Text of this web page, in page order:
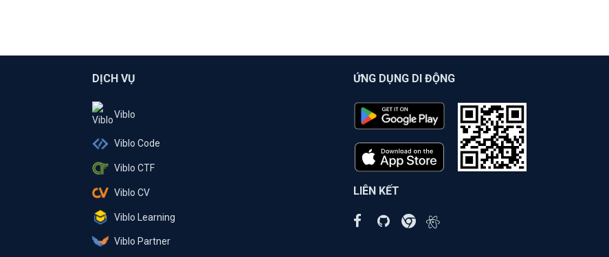
DỊCH VỤ
Viblo
Viblo Code
Viblo CTF
Viblo CV
Viblo Learning
Viblo Partner
ỨNG DỤNG DI ĐỘNG
LIÊN KẾT